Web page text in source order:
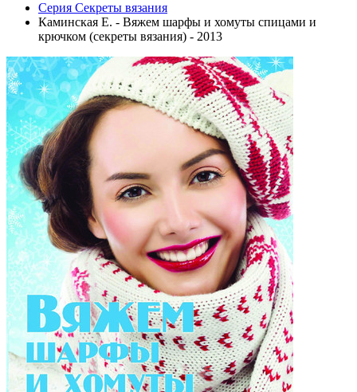
Серия Секреты вязания
Каминская Е. - Вяжем шарфы и хомуты спицами и
крючком (секреты вязания) - 2013